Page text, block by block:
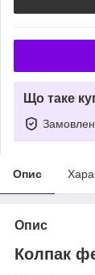
Що таке
Опис
Опис
Колпак